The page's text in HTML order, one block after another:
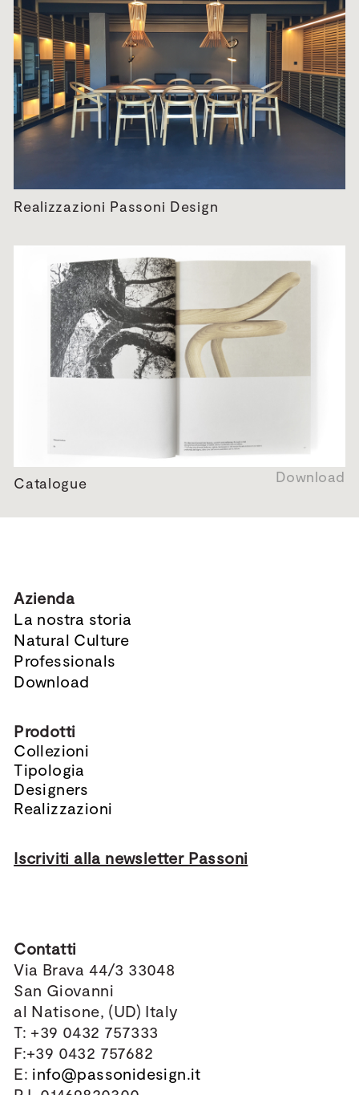
Realizzazioni Passoni Design
Catalogue Download
Azienda
La nostra storia
Natural Culture
Professionals
Download
Prodotti
Collezioni
Tipologia
Designers
Realizzazioni
Iscriviti alla newsletter Passoni
Contatti
Via Brava 44/3 33048
San Giovanni
al Natisone, (UD) Italy
T: +39 0432 757333
F:+39 0432 757682
E: info@passonidesign.it